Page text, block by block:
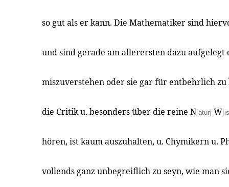
so gut als er kann. Die Mathematiker sind
und sind gerade am allerersten dazu
miszuverstehen oder sie gar für entbehrlich
die Critik u. besonders über die reine N[atur] W
hören, ist kaum auszuhalten, u. Chymikern u.
vollends ganz unbegreiflich zu seyn, wie man